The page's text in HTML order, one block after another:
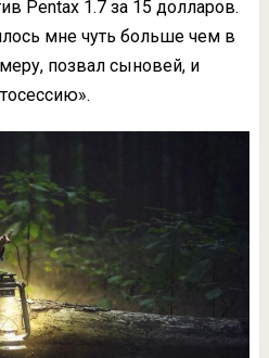
Pentax 1.7 за 15 долларов.
мне чуть больше чем в
позвал сыновей, и